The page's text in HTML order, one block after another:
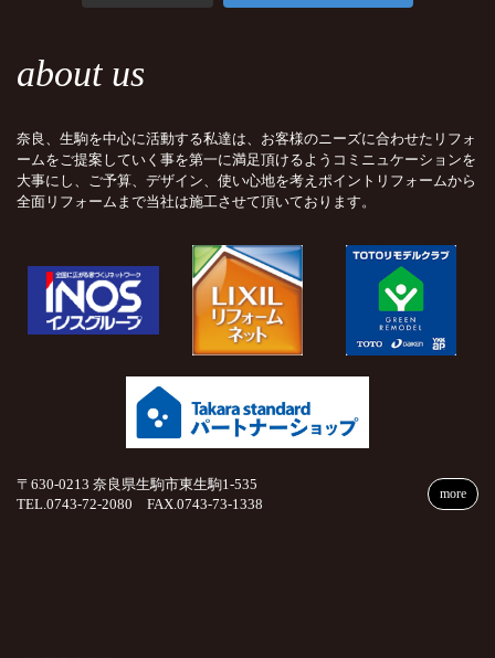
about us
奈良、生駒を中心に活動する私達は、お客様のニーズに合わせたリフォ
ームをご提案していく事を第一に満足頂けるようコミニュケーションを
大事にし、ご予算、デザイン、使い心地を考えポイントリフォームから
全面リフォームまで当社は施工させて頂いております。
〒630-0213 奈良県生駒市東生駒1-535
TEL.0743-72-2080 FAX.0743-73-1338
more